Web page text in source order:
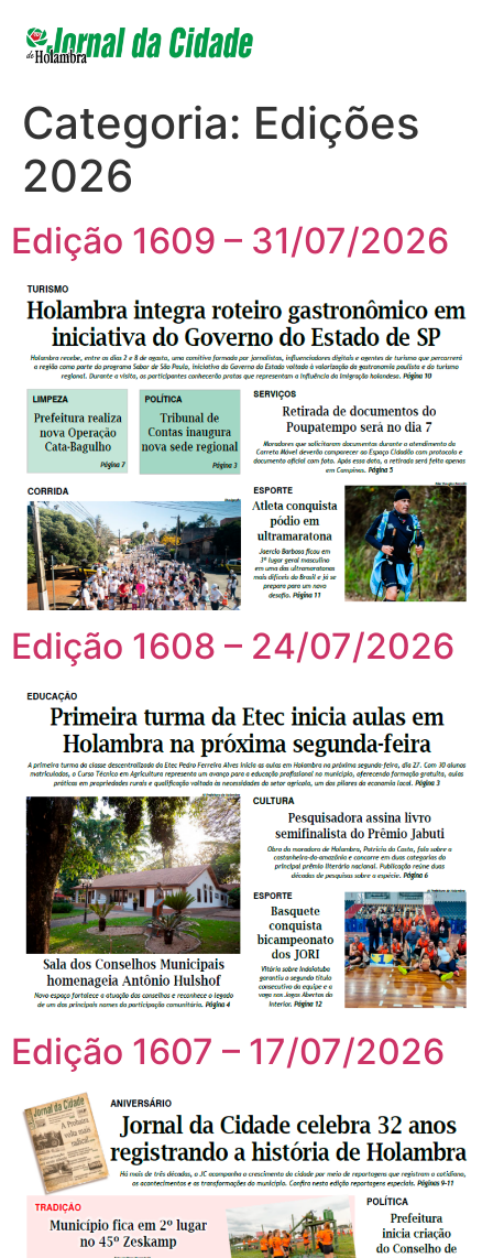
Categoria: Edições
2026
Edição 1609 – 31/07/2026
Edição 1608 – 24/07/2026
Edição 1607 – 17/07/2026